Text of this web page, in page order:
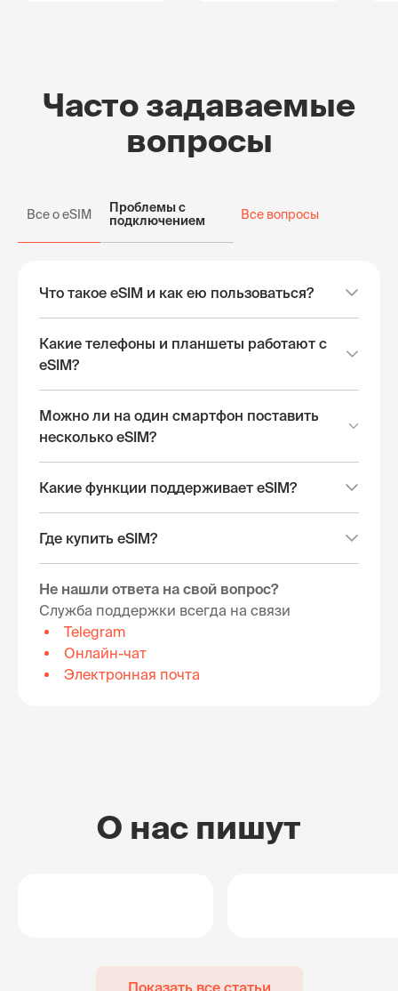
Часто задаваемые
вопросы
Все о eSIM
Проблемы с
подключением
Все вопросы
Что такое eSIM и как ею пользоваться?
Какие телефоны и планшеты работают с
eSIM?
Можно ли на один смартфон поставить
несколько eSIM?
Какие функции поддерживает eSIM?
Где купить eSIM?
Не нашли ответа на свой вопрос?
Служба поддержки всегда на связи
Telegram
Онлайн-чат
Электронная почта
О нас пишут
Показать все статьи